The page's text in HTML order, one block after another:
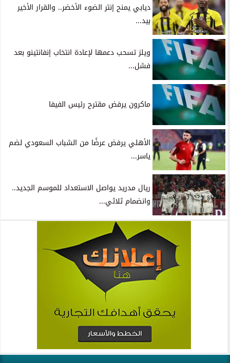
ديابي يمنح إنتر الضوء الأخضر.. والقرار الأخير
بيد...
ويلز تسحب دعمها لإعادة انتخاب إنفانتينو بعد
فشل...
ماكرون يرفض مقترح رئيس الفيفا
الأهلي يرفض عرضًا من الشباب السعودي لضم
ياسر...
ريال مدريد يواصل الاستعداد للموسم الجديد..
وانضمام ثلاثي...